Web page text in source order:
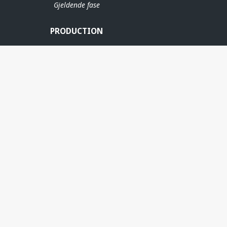
Gjeldende fase
PRODUCTION